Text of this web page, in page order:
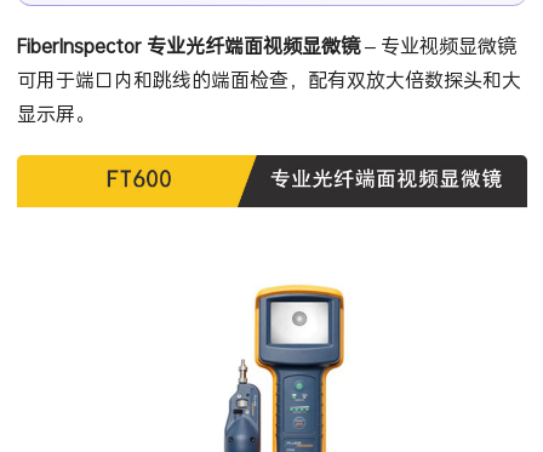
FiberInspector专业光纤端面视频显微镜– 专业视频显微镜
可用于端口内和跳线的端面检查，配有双放大倍数探头和大